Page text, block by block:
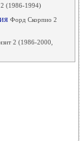
(1986-1994)
Форд Скорпио 2
2 (1986-2000,